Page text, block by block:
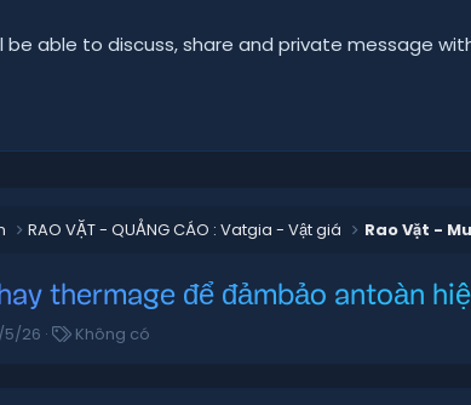
be able to discuss, share and private message
RAO VẶT - QUẢNG CÁO : Vatgia - Vật giá Rao Vặt -
thermage để đảmbảo antoàn
5/26
T
Không có